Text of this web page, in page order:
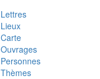
Lettres
Lieux
Carte
Ouvrages
Personnes
Thèmes